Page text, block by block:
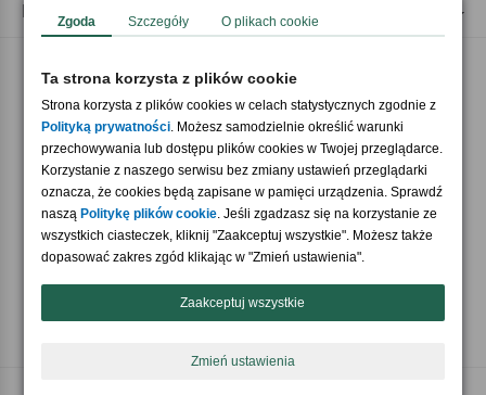
Akceptujemy płatności
Nasi partnerzy
Zgoda Szczegóły O plikach cookie
Ta strona korzysta z plików cookie
Strona korzysta z plików cookies w celach statystycznych zgodnie z
Polityką prywatności. Możesz samodzielnie określić warunki
przechowywania lub dostępu plików cookies w Twojej przeglądarce.
Korzystanie z naszego serwisu bez zmiany ustawień przeglądarki
oznacza, że cookies będą zapisane w pamięci urządzenia. Sprawdź
naszą Politykę plików cookie. Jeśli zgadzasz się na korzystanie ze
wszystkich ciasteczek, kliknij "Zaakceptuj wszystkie". Możesz także
dopasować zakres zgód klikając w "Zmień ustawienia".
Zaakceptuj wszystkie
Zmień ustawienia